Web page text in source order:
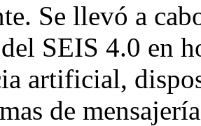
Se llevó a
SEIS 4.0 en
artificial,
de